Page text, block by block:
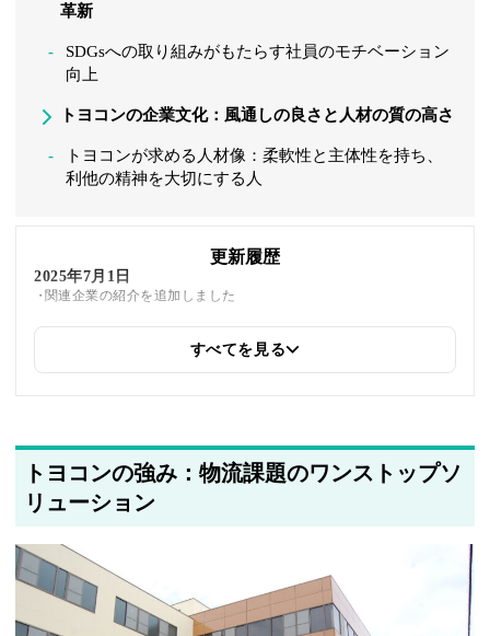
革新
SDGsへの取り組みがもたらす社員のモチベーション
向上
トヨコンの企業文化：風通しの良さと人材の質の高さ
トヨコンが求める人材像：柔軟性と主体性を持ち、
利他の精神を大切にする人
更新履歴
2025年7月1日
関連企業の紹介を追加しました
筆者情報を更新しました
すべてを見る
トヨコンの強み：物流課題のワンストップソ
リューション